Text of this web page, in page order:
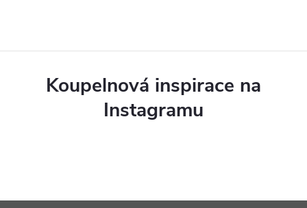
Koupelnová inspirace na
Instagramu